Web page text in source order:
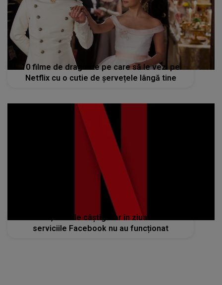
Netflix, marele câștigător în ziua în care
serviciile Facebook nu au funcționat